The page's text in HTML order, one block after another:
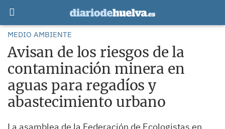
MEDIO AMBIENTE
Avisan de los riesgos de la
contaminación minera en
aguas para regadíos y
abastecimiento urbano